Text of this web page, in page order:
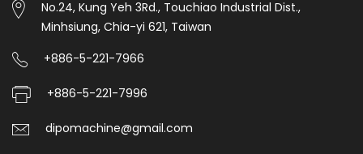
No.24, Kung Yeh 3Rd., Touchiao Industrial Dist.,
Minhsiung, Chia-yi 621, Taiwan
+886-5-221-7966
+886-5-221-7996
dipomachine@gmail.com